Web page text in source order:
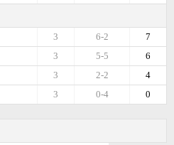
7
6-2
3
6
5-5
3
4
2-2
3
0
0-4
3